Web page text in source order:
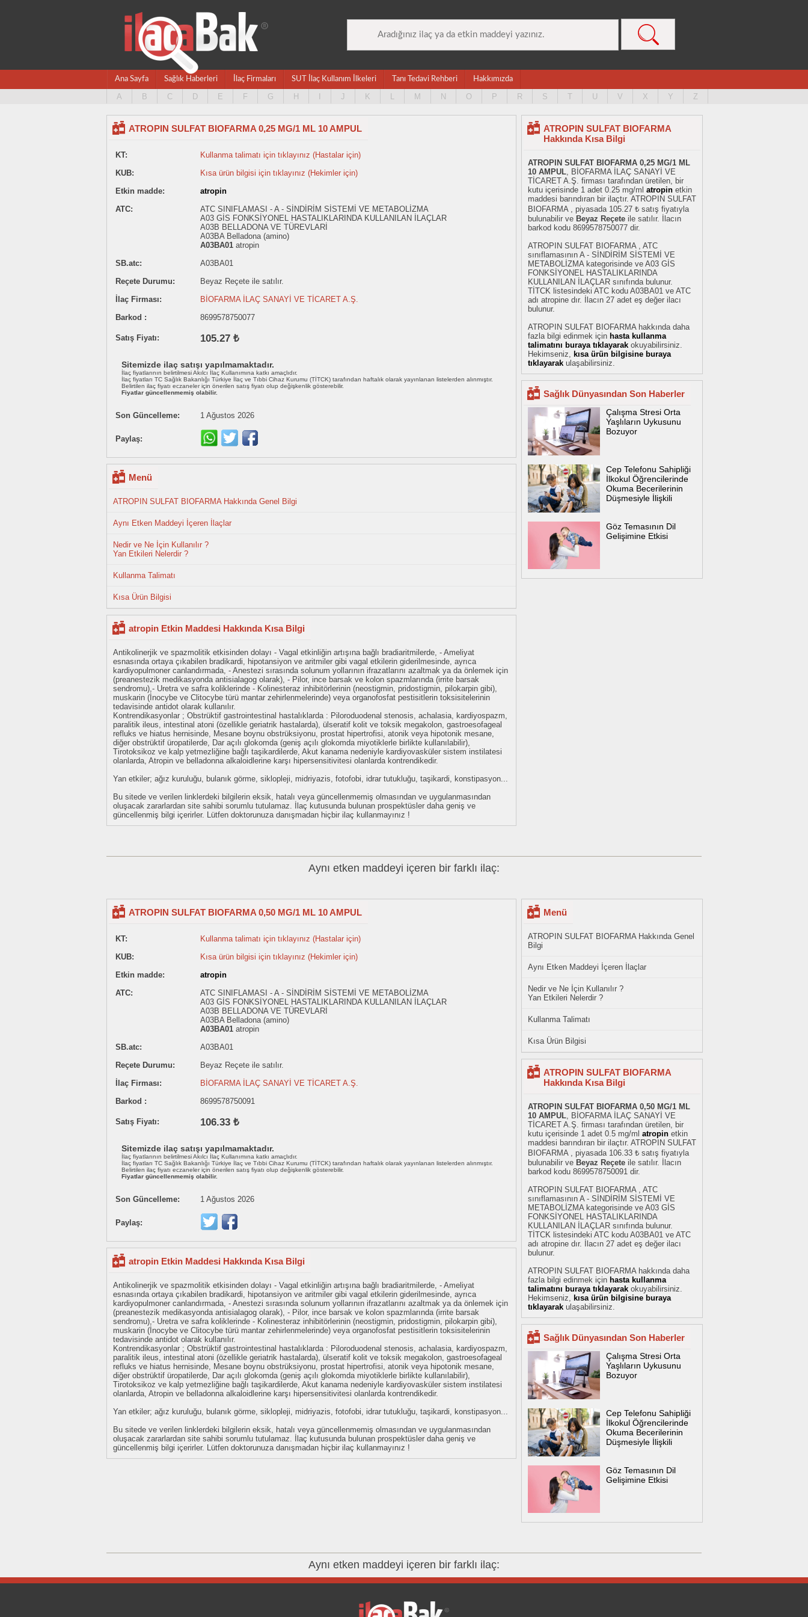
Ana Sayfa Sağlık Haberleri İlaç Firmaları SUT İlaç Kullanım İlkeleri Tanı Tedavi Rehberi Hakkımızda
A B C D E F G H J K L M N O P R S T U V X Y Z
ATROPIN SULFAT BIOFARMA 0,25 MG/1 ML 10 AMPUL
KT:
Kullanma talimatı için tıklayınız (Hastalar için)
KUB:
Kısa ürün bilgisi için tıklayınız (Hekimler için)
Etkin madde:
atropin
ATC:
ATC SINIFLAMASI - A - SİNDİRİM SİSTEMİ VE METABOLİZMA
A03 GİS FONKSİYONEL HASTALIKLARINDA KULLANILAN İLAÇLAR
A03B BELLADONA VE TÜREVLARİ
A03BA Belladona (amino)
A03BA01 atropin
SB.atc:
A03BA01
Reçete Durumu:
Beyaz Reçete ile satılır.
İlaç Firması:
BİOFARMA İLAÇ SANAYİ VE TİCARET A.Ş.
Barkod :
8699578750077
Satış Fiyatı: 105.27 ₺
Sitemizde ilaç satışı yapılmamaktadır.
İlaç fiyatlarının belirtilmesi Akılcı İlaç Kullanımına katkı amaçlıdır.
İlaç fiyatları TC Sağlık Bakanlığı Türkiye İlaç ve Tıbbi Cihaz Kurumu (TİTCK) tarafından haftalık olarak yayınlanan listelerden alınmıştır.
Belirtilen ilaç fiyatı eczaneler için önerilen satış fiyatı olup değişkenlik gösterebilir.
Fiyatlar güncellenmemiş olabilir.
Son Güncelleme: 1 Ağustos 2026
Paylaş:
Menü
ATROPIN SULFAT BIOFARMA Hakkında Genel Bilgi
Aynı Etken Maddeyi İçeren İlaçlar
Nedir ve Ne İçin Kullanılır ?
Yan Etkileri Nelerdir ?
Kullanma Talimatı
Kısa Ürün Bilgisi
atropin Etkin Maddesi Hakkında Kısa Bilgi
Antikolinerjik ve spazmolitik etkisinden dolayı - Vagal etkinliğin artışına bağlı bradiaritmilerde, - Ameliyat
esnasında ortaya çıkabilen bradikardi, hipotansiyon ve aritmiler gibi vagal etkilerin giderilmesinde, ayrıca
kardiyopulmoner canlandırmada, - Anestezi sırasında solunum yollarının ifrazatlarını azaltmak ya da önlemek için
(preanestezik medikasyonda antisialagog olarak), - Pilor, ince barsak ve kolon spazmlarında (irrite barsak
sendromu),- Uretra ve safra koliklerinde - Kolinesteraz inhibitörlerinin (neostigmin, pridostigmin, pilokarpin gibi),
muskarin (İnocybe ve Clitocybe türü mantar zehirlenmelerinde) veya organofosfat pestisitlerin toksisitelerinin
tedavisinde antidot olarak kullanılır.
Kontrendikasyonlar ; Obstrüktif gastrointestinal hastalıklarda : Piloroduodenal stenosis, achalasia, kardiyospazm,
paralitik ileus, intestinal atoni (özellikle geriatrik hastalarda), ülseratif kolit ve toksik megakolon, gastroesofageal
refluks ve hiatus hernisinde, Mesane boynu obstrüksiyonu, prostat hipertrofisi, atonik veya hipotonik mesane,
diğer obstrüktif üropatilerde, Dar açılı glokomda (geniş açılı glokomda miyotiklerle birlikte kullanılabilir),
Tirotoksikoz ve kalp yetmezliğine bağlı taşikardilerde, Akut kanama nedeniyle kardiyovasküler sistem instilatesi
olanlarda, Atropin ve belladonna alkaloidlerine karşı hipersensitivitesi olanlarda kontrendikedir.
Yan etkiler; ağız kuruluğu, bulanık görme, siklopleji, midriyazis, fotofobi, idrar tutukluğu, taşikardi, konstipasyon...
Bu sitede ve verilen linklerdeki bilgilerin eksik, hatalı veya güncellenmemiş olmasından ve uygulanmasından
oluşacak zararlardan site sahibi sorumlu tutulamaz. İlaç kutusunda bulunan prospektüsler daha geniş ve
güncellenmiş bilgi içerirler. Lütfen doktorunuza danışmadan hiçbir ilaç kullanmayınız !
ATROPIN SULFAT BIOFARMA
Hakkında Kısa Bilgi
ATROPIN SULFAT BIOFARMA 0,25 MG/1 ML
10 AMPUL, BİOFARMA İLAÇ SANAYİ VE
TİCARET A.Ş. firması tarafından üretilen, bir
kutu içerisinde 1 adet 0.25 mg/ml atropin etkin
maddesi barındıran bir ilaçtır. ATROPIN SULFAT
BIOFARMA , piyasada 105.27 ₺ satış fiyatıyla
bulunabilir ve Beyaz Reçete ile satılır. İlacın
barkod kodu 8699578750077 dir.
ATROPIN SULFAT BIOFARMA , ATC
sınıflamasının A - SİNDİRİM SİSTEMİ VE
METABOLİZMA kategorisinde ve A03 GİS
FONKSİYONEL HASTALIKLARINDA
KULLANILAN İLAÇLAR sınıfında bulunur.
TİTCK listesindeki ATC kodu A03BA01 ve ATC
adı atropine dır. İlacın 27 adet eş değer ilacı
bulunur.
ATROPIN SULFAT BIOFARMA hakkında daha
fazla bilgi edinmek için hasta kullanma
talimatını buraya tıklayarak okuyabilirsiniz.
Hekimseniz, kısa ürün bilgisine buraya
tıklayarak ulaşabilirsiniz.
Sağlık Dünyasından Son Haberler
Çalışma Stresi Orta
Yaşlıların Uykusunu
Bozuyor
Cep Telefonu Sahipliği
İlkokul Öğrencilerinde
Okuma Becerilerinin
Düşmesiyle İlişkili
Göz Temasının Dil
Gelişimine Etkisi
Aynı etken maddeyi içeren bir farklı ilaç:
ATROPIN SULFAT BIOFARMA 0,50 MG/1 ML 10 AMPUL
KT:
Kullanma talimatı için tıklayınız (Hastalar için)
KUB:
Kısa ürün bilgisi için tıklayınız (Hekimler için)
Etkin madde:
atropin
ATC:
ATC SINIFLAMASI - A - SİNDİRİM SİSTEMİ VE METABOLİZMA
A03 GİS FONKSİYONEL HASTALIKLARINDA KULLANILAN İLAÇLAR
A03B BELLADONA VE TÜREVLARİ
A03BA Belladona (amino)
A03BA01 atropin
SB.atc:
A03BA01
Reçete Durumu:
Beyaz Reçete ile satılır.
İlaç Firması:
BİOFARMA İLAÇ SANAYİ VE TİCARET A.Ş.
Barkod :
8699578750091
Satış Fiyatı: 106.33 ₺
Sitemizde ilaç satışı yapılmamaktadır.
İlaç fiyatlarının belirtilmesi Akılcı İlaç Kullanımına katkı amaçlıdır.
İlaç fiyatları TC Sağlık Bakanlığı Türkiye İlaç ve Tıbbi Cihaz Kurumu (TİTCK) tarafından haftalık olarak yayınlanan listelerden alınmıştır.
Belirtilen ilaç fiyatı eczaneler için önerilen satış fiyatı olup değişkenlik gösterebilir.
Fiyatlar güncellenmemiş olabilir.
Son Güncelleme: 1 Ağustos 2026
Paylaş:
atropin Etkin Maddesi Hakkında Kısa Bilgi
Antikolinerjik ve spazmolitik etkisinden dolayı - Vagal etkinliğin artışına bağlı bradiaritmilerde, - Ameliyat
esnasında ortaya çıkabilen bradikardi, hipotansiyon ve aritmiler gibi vagal etkilerin giderilmesinde, ayrıca
kardiyopulmoner canlandırmada, - Anestezi sırasında solunum yollarının ifrazatlarını azaltmak ya da önlemek için
(preanestezik medikasyonda antisialagog olarak), - Pilor, ince barsak ve kolon spazmlarında (irrite barsak
sendromu),- Uretra ve safra koliklerinde - Kolinesteraz inhibitörlerinin (neostigmin, pridostigmin, pilokarpin gibi),
muskarin (İnocybe ve Clitocybe türü mantar zehirlenmelerinde) veya organofosfat pestisitlerin toksisitelerinin
tedavisinde antidot olarak kullanılır.
Kontrendikasyonlar ; Obstrüktif gastrointestinal hastalıklarda : Piloroduodenal stenosis, achalasia, kardiyospazm,
paralitik ileus, intestinal atoni (özellikle geriatrik hastalarda), ülseratif kolit ve toksik megakolon, gastroesofageal
refluks ve hiatus hernisinde, Mesane boynu obstrüksiyonu, prostat hipertrofisi, atonik veya hipotonik mesane,
diğer obstrüktif üropatilerde, Dar açılı glokomda (geniş açılı glokomda miyotiklerle birlikte kullanılabilir),
Tirotoksikoz ve kalp yetmezliğine bağlı taşikardilerde, Akut kanama nedeniyle kardiyovasküler sistem instilatesi
olanlarda, Atropin ve belladonna alkaloidlerine karşı hipersensitivitesi olanlarda kontrendikedir.
Yan etkiler; ağız kuruluğu, bulanık görme, siklopleji, midriyazis, fotofobi, idrar tutukluğu, taşikardi, konstipasyon...
Bu sitede ve verilen linklerdeki bilgilerin eksik, hatalı veya güncellenmemiş olmasından ve uygulanmasından
oluşacak zararlardan site sahibi sorumlu tutulamaz. İlaç kutusunda bulunan prospektüsler daha geniş ve
güncellenmiş bilgi içerirler. Lütfen doktorunuza danışmadan hiçbir ilaç kullanmayınız !
Menü
ATROPIN SULFAT BIOFARMA Hakkında Genel
Bilgi
Aynı Etken Maddeyi İçeren İlaçlar
Nedir ve Ne İçin Kullanılır ?
Yan Etkileri Nelerdir ?
Kullanma Talimatı
Kısa Ürün Bilgisi
ATROPIN SULFAT BIOFARMA
Hakkında Kısa Bilgi
ATROPIN SULFAT BIOFARMA 0,50 MG/1 ML
10 AMPUL, BİOFARMA İLAÇ SANAYİ VE
TİCARET A.Ş. firması tarafından üretilen, bir
kutu içerisinde 1 adet 0.5 mg/ml atropin etkin
maddesi barındıran bir ilaçtır. ATROPIN SULFAT
BIOFARMA , piyasada 106.33 ₺ satış fiyatıyla
bulunabilir ve Beyaz Reçete ile satılır. İlacın
barkod kodu 8699578750091 dir.
ATROPIN SULFAT BIOFARMA , ATC
sınıflamasının A - SİNDİRİM SİSTEMİ VE
METABOLİZMA kategorisinde ve A03 GİS
FONKSİYONEL HASTALIKLARINDA
KULLANILAN İLAÇLAR sınıfında bulunur.
TİTCK listesindeki ATC kodu A03BA01 ve ATC
adı atropine dır. İlacın 27 adet eş değer ilacı
bulunur.
ATROPIN SULFAT BIOFARMA hakkında daha
fazla bilgi edinmek için hasta kullanma
talimatını buraya tıklayarak okuyabilirsiniz.
Hekimseniz, kısa ürün bilgisine buraya
tıklayarak ulaşabilirsiniz.
Sağlık Dünyasından Son Haberler
Çalışma Stresi Orta
Yaşlıların Uykusunu
Bozuyor
Cep Telefonu Sahipliği
İlkokul Öğrencilerinde
Okuma Becerilerinin
Düşmesiyle İlişkili
Göz Temasının Dil
Gelişimine Etkisi
Aynı etken maddeyi içeren bir farklı ilaç: